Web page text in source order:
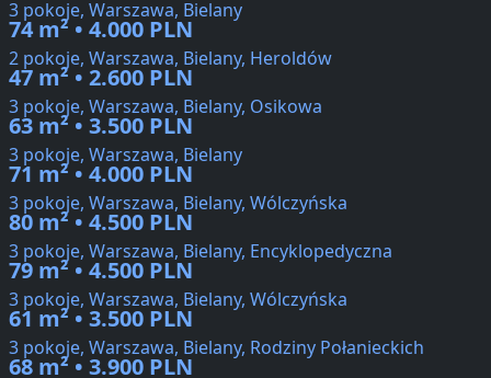
3 pokoje, Warszawa, Bielany
74 m² • 4.000 PLN
2 pokoje, Warszawa, Bielany, Heroldów
47 m² • 2.600 PLN
3 pokoje, Warszawa, Bielany, Osikowa
63 m² • 3.500 PLN
3 pokoje, Warszawa, Bielany
71 m² • 4.000 PLN
3 pokoje, Warszawa, Bielany, Wólczyńska
80 m² • 4.500 PLN
3 pokoje, Warszawa, Bielany, Encyklopedyczna
79 m² • 4.500 PLN
3 pokoje, Warszawa, Bielany, Wólczyńska
61 m² • 3.500 PLN
3 pokoje, Warszawa, Bielany, Rodziny Połanieckich
68 m² • 3.900 PLN